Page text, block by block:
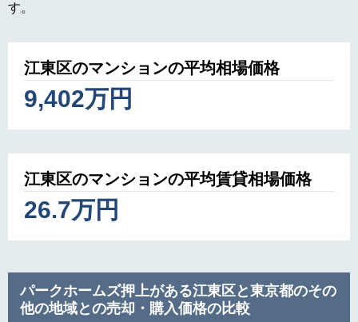
す。
江東区のマンションの平均相場価格
9,402万円
江東区のマンションの平均賃貸相場価格
26.7万円
パークホームズ押上がある江東区と東京都のその
他の地域との売却・購入価格の比較